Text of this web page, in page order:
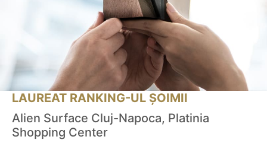
LAUREAT RANKING-UL ȘOIMII
Alien Surface Cluj-Napoca, Platinia
Shopping Center